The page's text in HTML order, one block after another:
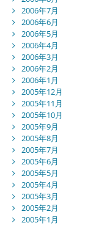
2006年7月
2006年6月
2006年5月
2006年4月
2006年3月
2006年2月
2006年1月
2005年12月
2005年11月
2005年10月
2005年9月
2005年8月
2005年7月
2005年6月
2005年5月
2005年4月
2005年3月
2005年2月
2005年1月